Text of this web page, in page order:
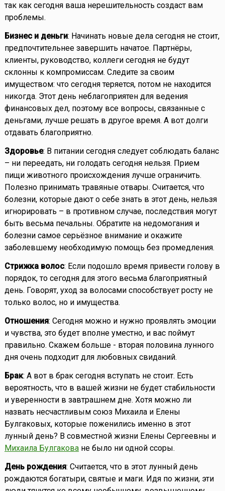
так как сегодня ваша нерешительность создаст вам
проблемы.
Бизнес и деньги: Начинать новые дела сегодня не стоит,
предпочтительнее завершить начатое. Партнёры,
клиенты, руководство, коллеги сегодня не будут
склонны к компромиссам. Следите за своим
имуществом: что сегодня теряется, потом не находится
никогда. Этот день неблагоприятен для ведения
финансовых дел, поэтому все вопросы, связанные с
деньгами, лучше решать в другое время. А вот долги
отдавать благоприятно.
Здоровье: В питании сегодня следует соблюдать баланс
– ни переедать, ни голодать сегодня нельзя. Прием
пищи животного происхождения лучше ограничить.
Полезно принимать травяные отвары. Считается, что
болезни, которые дают о себе знать в этот день, нельзя
игнорировать – в противном случае, последствия могут
быть весьма печальны. Обратите на недомогания и
болезни самое серьёзное внимание и окажите
заболевшему необходимую помощь без промедления.
Стрижка волос: Если подошло время привести голову в
порядок, то сегодня для этого весьма благоприятный
день. Говорят, уход за волосами способствует росту не
только волос, но и имущества.
Отношения: Сегодня можно и нужно проявлять эмоции
и чувства, это будет вполне уместно, и вас поймут
правильно. Скажем больше - вторая половина лунного
дня очень подходит для любовных свиданий.
Брак: А вот в брак сегодня вступать не стоит. Есть
вероятность, что в вашей жизни не будет стабильности
и уверенности в завтрашнем дне. Хотя можно ли
назвать несчастливым союз Михаила и Елены
Булгаковых, которые поженились именно в этот
лунный день? В совместной жизни Елены Сергеевны и
Михаила Булгаковане было ни одной ссоры.
День рождения: Считается, что в этот лунный день
рождаются богатыри, святые и маги. Идя по жизни, эти